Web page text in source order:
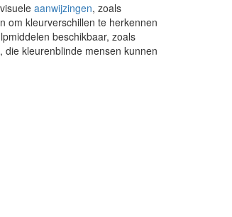
aanwijzingen, zoals
om kleurverschillen te herkennen
beschikbaar, zoals
, die kleurenblinde mensen kunnen